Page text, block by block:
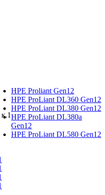
к.1
HPE Proliant Gen12
HPE ProLiant DL360 Gen12
HPE ProLiant DL380 Gen12
HPE ProLiant DL380a
Gen12
HPE ProLiant DL580 Gen12